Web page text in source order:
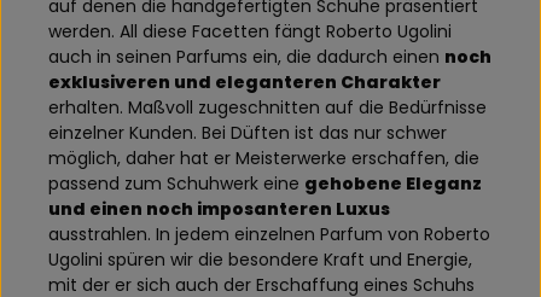
auf denen die handgefertigten Schuhe präsentiert
werden. All diese Facetten fängt Roberto Ugolini
auch in seinen Parfums ein, die dadurch einen noch
exklusiveren und eleganteren Charakter
erhalten. Maßvoll zugeschnitten auf die Bedürfnisse
einzelner Kunden. Bei Düften ist das nur schwer
möglich, daher hat er Meisterwerke erschaffen, die
passend zum Schuhwerk eine gehobene Eleganz
und einen noch imposanteren Luxus
ausstrahlen. In jedem einzelnen Parfum von Roberto
Ugolini spüren wir die besondere Kraft und Energie,
mit der er sich auch der Erschaffung eines Schuhs